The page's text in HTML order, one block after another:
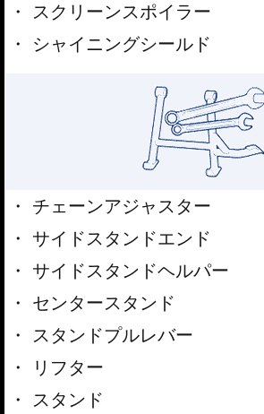
スクリーンスポイラー
シャイニングシールド
チェーンアジャスター
サイドスタンドエンド
サイドスタンドヘルパー
センタースタンド
スタンドプルレバー
リフター
スタンド